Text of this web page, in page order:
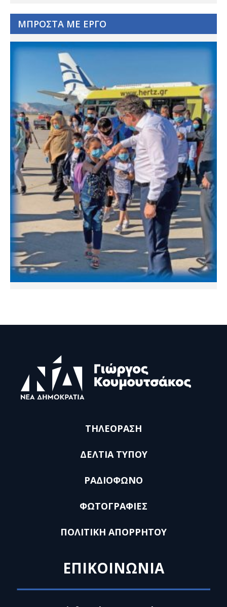
ΜΠΡΟΣΤΑ ΜΕ ΕΡΓΟ
ΤΗΛΕΟΡΑΣΗ
ΔΕΛΤΙΑ ΤΥΠΟΥ
ΡΑΔΙΟΦΩΝΟ
ΦΩΤΟΓΡΑΦΙΕΣ
ΠΟΛΙΤΙΚΗ ΑΠΟΡΡΗΤΟΥ
ΕΠΙΚΟΙΝΩΝΙΑ